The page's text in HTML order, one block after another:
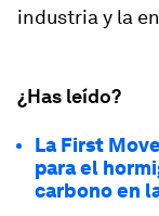
industria y la
¿Has leído?
La First
para el
carbono en